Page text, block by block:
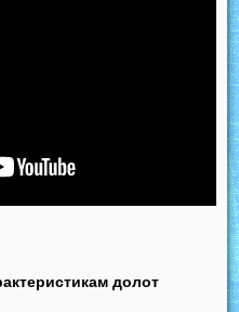
долот